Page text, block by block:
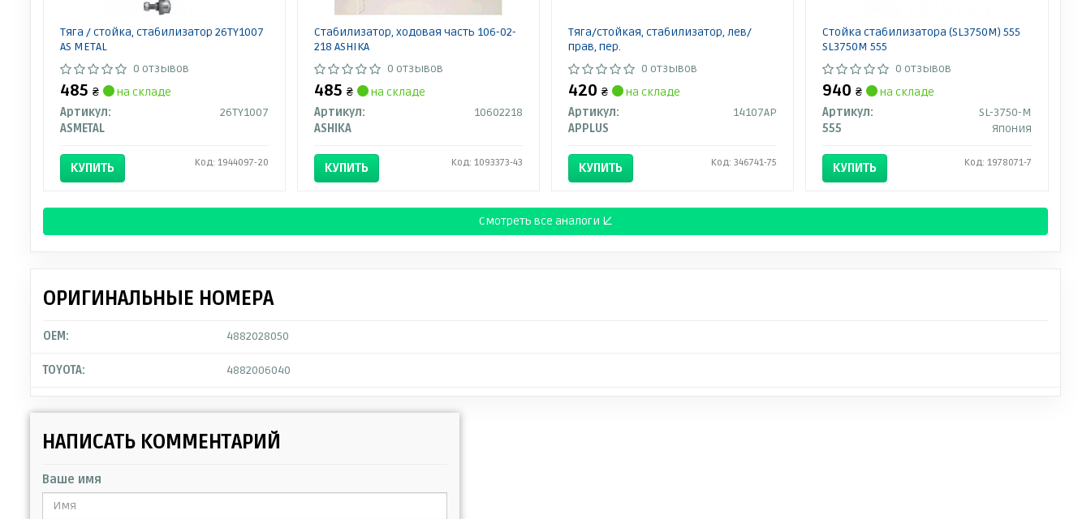
Тяга / стойка, стабилизатор 26TY1007
AS METAL
0 отзывов
485 ₴
на складе
Артикул:
26TY1007
ASMETAL
КУПИТЬ Код: 1944097-20
Стабилизатор, ходовая часть 106-02-
218 ASHIKA
0 отзывов
485 ₴
на складе
Артикул:
10602218
ASHIKA
КУПИТЬ Код: 1093373-43
Тяга/стойкая, стабилизатор, лев/
прав, пер.
0 отзывов
420 ₴
на складе
Артикул:
14107AP
APPLUS
КУПИТЬ Код: 346741-75
Стойка стабилизатора (SL3750M) 555
SL3750M 555
0 отзывов
940₴
на складе
Артикул:
SL-3750-M
555
Япония
КУПИТЬ Код: 1978071-7
Смотреть все аналоги ↓
ОРИГИНАЛЬНЫЕ НОМЕРА
OEM: 4882028050
TOYOTA: 4882006040
НАПИСАТЬ КОММЕНТАРИЙ
Ваше имя